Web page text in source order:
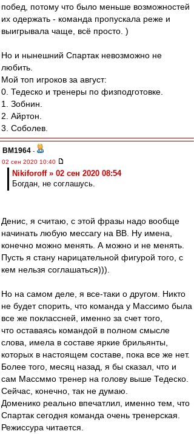
побед, потому что было меньше возможностей
их одержать - команда пропускала реже и
выигрывала чаще, всё просто. )
Но и нынешний Спартак невозможно не
любить.
Мой топ игроков за август:
0. Тедеско и тренеры по физподготовке.
1. Зобнин.
2. Айртон.
3. Соболев.
BM1964 -
02 сен 2020 10:40
Nikiforoff » 02 сен 2020 08:54
Богдан, не соглашусь.
Денис, я считаю, с этой фразы надо вообще
начинать любую мессагу на ВВ. Ну имена,
конечно можно менять. А можно и не менять.
Пусть я стану нарицательной фигурой того, с
кем нельзя соглашаться))).
Но на самом деле, я все-таки о другом. Никто
не будет спорить, что команда у Массимо была
все же поклассней, именно за счет того,
что оставаясь командой в полном смысле
слова, имела в составе яркие брильянты,
которых в настоящем составе, пока все же нет.
Более того, месяц назад, я бы сказал, что и
сам Массммо тренер на голову выше Тедеско.
Сейчас, конечно, так не думаю.
Доменико реально впечатлил, именно тем, что
Спартак сегодня команда очень тренерская.
Режиссура читается.